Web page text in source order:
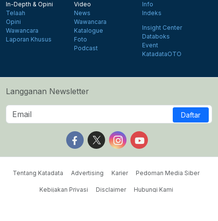
In-Depth & Opini
Telaah
Opini
Wawancara
Laporan Khusus
Video
News
Wawancara
Katalogue
Foto
Podcast
Info
Indeks
Insight Center
Databoks
Event
KatadataOTO
Langganan Newsletter
Daftar
Follow us on Facebook
Follow us on X
Follow us on Instagram
Follow us on
Tentang Katadata Advertising Karier Pedoman Media Siber
Kebijakan Privasi Disclaimer Hubungi Kami